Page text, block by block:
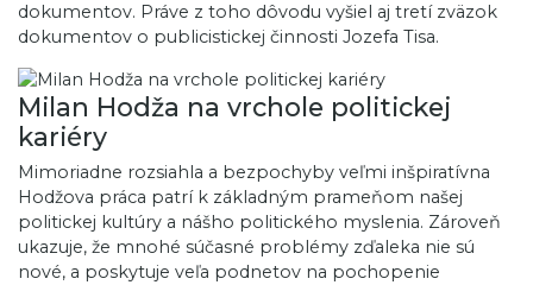
dokumentov. Práve z toho dôvodu vyšiel aj tretí zväzok
dokumentov o publicistickej činnosti Jozefa Tisa.
Milan Hodža na vrchole politickej
kariéry
Mimoriadne rozsiahla a bezpochyby veľmi inšpiratívna
Hodžova práca patrí k základným prameňom našej
politickej kultúry a nášho politického myslenia. Zároveň
ukazuje, že mnohé súčasné problémy zďaleka nie sú
nové, a poskytuje veľa podnetov na pochopenie